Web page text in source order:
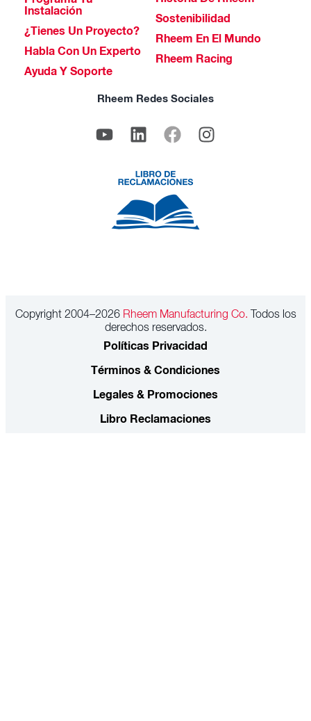
Instalación
¿Tienes Un Proyecto?
Habla Con Un Experto
Ayuda Y Soporte
Sostenibilidad
Rheem En El Mundo
Rheem Racing
Rheem Redes Sociales
Copyright 2004–2026Rheem Manufacturing Co. Todos los
derechos reservados.
Políticas Privacidad
Términos & Condiciones
Legales & Promociones
Libro Reclamaciones